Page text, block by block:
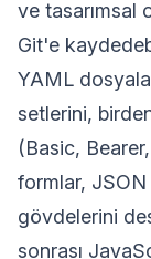
ve tasarımsal
Git'e
YAML
setlerini,
(Basic,
formlar,
gövdelerini
sonrası